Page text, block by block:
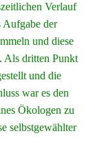
Verlauf
Aufgabe der
und diese
Als dritten Punkt
und die
war es den
Ökologen zu
selbstgewählter